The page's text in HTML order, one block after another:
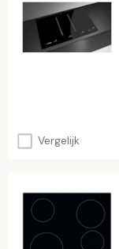
Vergelijk